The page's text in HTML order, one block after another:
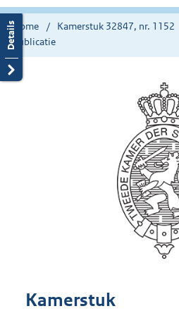
Home Kamerstuk 32847, nr. 1152
publicatie
Kamerstuk